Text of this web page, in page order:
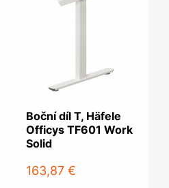
Boční díl T, Häfele
Officys TF601 Work
Solid
163,87 €